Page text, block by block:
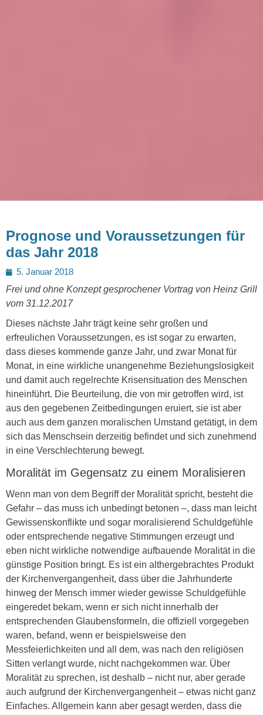
Prognose und Voraussetzungen für
das Jahr 2018
Posted
on
5. Januar 2018
Frei und ohne Konzept gesprochener Vortrag von Heinz Grill
vom 31.12.2017
Dieses nächste Jahr trägt keine sehr großen und
erfreulichen Voraussetzungen, es ist sogar zu erwarten,
dass dieses kommende ganze Jahr, und zwar Monat für
Monat, in eine wirkliche unangenehme Beziehungslosigkeit
und damit auch regelrechte Krisensituation des Menschen
hineinführt. Die Beurteilung, die von mir getroffen wird, ist
aus den gegebenen Zeitbedingungen eruiert, sie ist aber
auch aus dem ganzen moralischen Umstand getätigt, in dem
sich das Menschsein derzeitig befindet und sich zunehmend
in eine Verschlechterung bewegt.
Moralität im Gegensatz zu einem Moralisieren
Wenn man von dem Begriff der Moralität spricht, besteht die
Gefahr – das muss ich unbedingt betonen –, dass man leicht
Gewissenskonflikte und sogar moralisierend Schuldgefühle
oder entsprechende negative Stimmungen erzeugt und
eben nicht wirkliche notwendige aufbauende Moralität in die
günstige Position bringt. Es ist ein althergebrachtes Produkt
der Kirchenvergangenheit, dass über die Jahrhunderte
hinweg der Mensch immer wieder gewisse Schuldgefühle
eingeredet bekam, wenn er sich nicht innerhalb der
entsprechenden Glaubensformeln, die offiziell vorgegeben
waren, befand, wenn er beispielsweise den
Messfeierlichkeiten und all dem, was nach den religiösen
Sitten verlangt wurde, nicht nachgekommen war. Über
Moralität zu sprechen, ist deshalb – nicht nur, aber gerade
auch aufgrund der Kirchenvergangenheit – etwas nicht ganz
Einfaches. Allgemein kann aber gesagt werden, dass die